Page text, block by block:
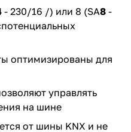
- 230/16 /) или 8 (SA8 -
оптимизированы для
управлять
на шине
от шины KNX и не